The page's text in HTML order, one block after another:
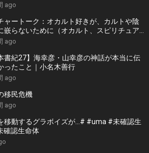
ago
ャートーク：オカルト好きが、カルトや陰
嵌らないために（オカルト、スピリチュア
徳商法研究家・雨宮純）
ago
書紀27】海幸彦・山幸彦の神話が本当に伝
ったこと｜小名木善行
ago
移民危機
ago
移動するグラボイズが…# #uma #未確認生
確認生命体